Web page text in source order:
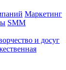
Маркетинг
SMM
и досуг